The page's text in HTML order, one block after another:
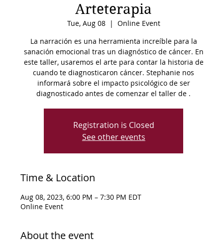
Arteterapia
Tue, Aug 08
  |
Online Event
La narración es una herramienta increíble para la
sanación emocional tras un diagnóstico de cáncer. En
este taller, usaremos el arte para contar la historia de
cuando te diagnosticaron cáncer. Stephanie nos
informará sobre el impacto psicológico de ser
diagnosticado antes de comenzar el taller de .
Registration is Closed
See other events
Time & Location
Aug 08, 2023, 6:00 PM – 7:30 PM EDT
Online Event
About the event